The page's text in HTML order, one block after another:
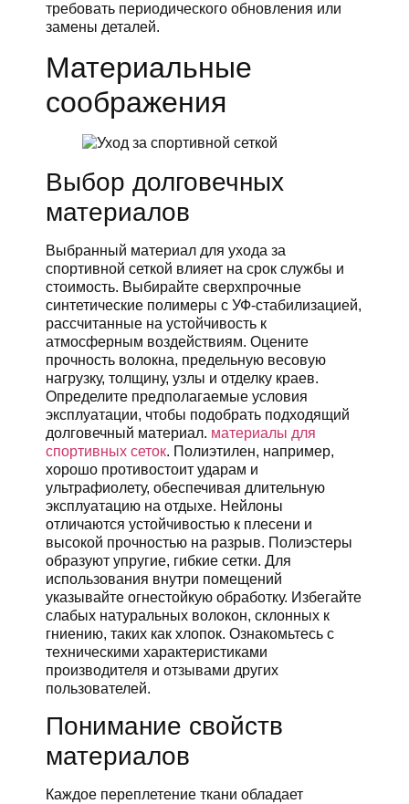
требовать периодического обновления или
замены деталей.
Материальные
соображения
Выбор долговечных
материалов
Выбранный материал для ухода за
спортивной сеткой влияет на срок службы и
стоимость. Выбирайте сверхпрочные
синтетические полимеры с УФ-стабилизацией,
рассчитанные на устойчивость к
атмосферным воздействиям. Оцените
прочность волокна, предельную весовую
нагрузку, толщину, узлы и отделку краев.
Определите предполагаемые условия
эксплуатации, чтобы подобрать подходящий
долговечный материал. материалы для
спортивных сеток. Полиэтилен, например,
хорошо противостоит ударам и
ультрафиолету, обеспечивая длительную
эксплуатацию на отдыхе. Нейлоны
отличаются устойчивостью к плесени и
высокой прочностью на разрыв. Полиэстеры
образуют упругие, гибкие сетки. Для
использования внутри помещений
указывайте огнестойкую обработку. Избегайте
слабых натуральных волокон, склонных к
гниению, таких как хлопок. Ознакомьтесь с
техническими характеристиками
производителя и отзывами других
пользователей.
Понимание свойств
материалов
Каждое переплетение ткани обладает